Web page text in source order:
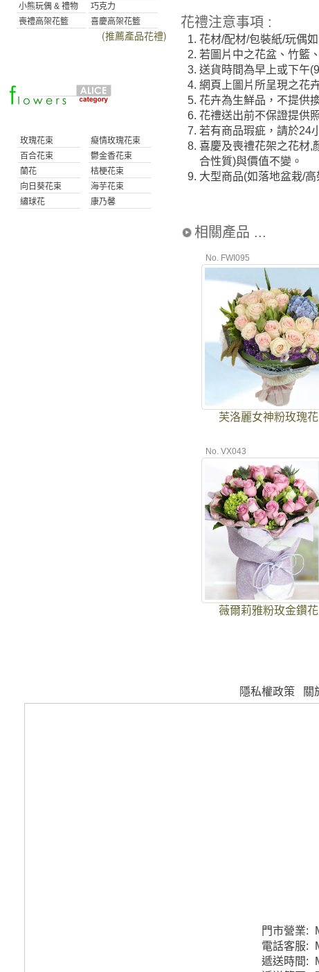
小熊玩偶 & 禮物
巧克力
喪禮高架花籃
喜慶高架花籃
(推薦產品花禮)
玫瑰花束
癡情玫瑰花束
百合花束
鬱金香花束
蘭花
桔梗花束
向日葵花束
海芋花束
繡球花
康乃馨
花禮注意事項 :
1.花材/配材/包裝紙/玩偶
2.若圖片中之花盆、竹籃
3.送貨時間為早上或下午
4.網頁上圖片所呈現之花
5.花卉為生鮮品，不提供
6.花禮送出前不保證提供
7.若有商品瑕疵，請於24
8.喜慶及喪禮花架之花材,
合性質)與價值不變。
9. 大型商品(如落地盆栽/
相關產品 ...
No. FWI095
芙洛麗女神粉玫瑰
No. VX043
薇爾莉雅粉玫金鑽
隱私權政策 關
門市營業:
電話客服:
遞送時間: